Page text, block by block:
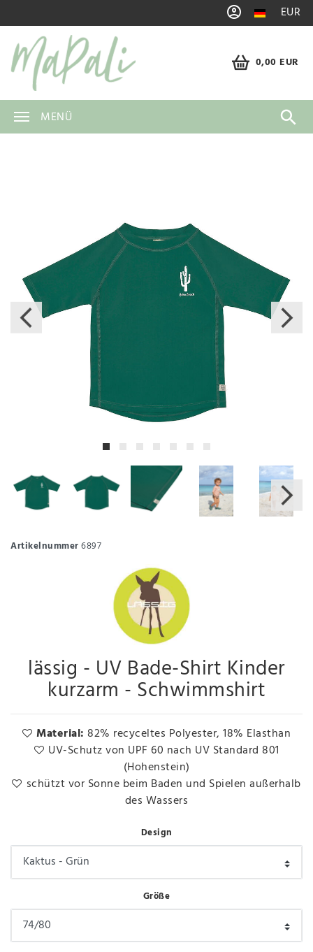
EUR
0,00 EUR
MENÜ
Artikelnummer6897
lässig - UV Bade-Shirt Kinder
kurzarm - Schwimmshirt
Material:82% recyceltes Polyester, 18% Elasthan
UV-Schutz von UPF 60 nach UV Standard 801
(Hohenstein)
schützt vor Sonne beim Baden und Spielen außerhalb
des Wassers
Design
Größe